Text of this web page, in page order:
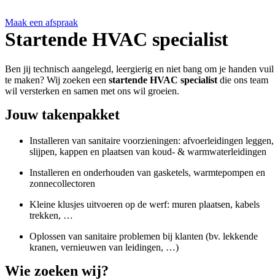
Maak een afspraak
Startende HVAC specialist
Ben jij technisch aangelegd, leergierig en niet bang om je handen vuil
te maken? Wij zoeken een startende HVAC specialistdie ons team
wil versterken en samen met ons wil groeien.
Jouw takenpakket
Installeren van sanitaire voorzieningen: afvoerleidingen leggen,
slijpen, kappen en plaatsen van koud- & warmwaterleidingen
Installeren en onderhouden van gasketels, warmtepompen en
zonnecollectoren
Kleine klusjes uitvoeren op de werf: muren plaatsen, kabels
trekken, …
Oplossen van sanitaire problemen bij klanten (bv. lekkende
kranen, vernieuwen van leidingen, …)
Wie zoeken wij?